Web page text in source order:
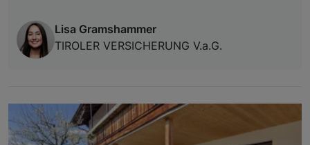
Lisa Gramshammer
TIROLER VERSICHERUNG V.a.G.